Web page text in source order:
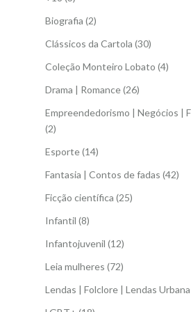
Biografia (2)
Clássicos da Cartola (30)
Coleção Monteiro Lobato (4)
Drama | Romance(26)
Empreendedorismo | Negócios |
(2)
Esporte(14)
Fantasia | Contos de fadas (42)
Ficção científica (25)
Infantil (8)
Infantojuvenil (12)
Leia mulheres (72)
Lendas | Folclore | Lendas